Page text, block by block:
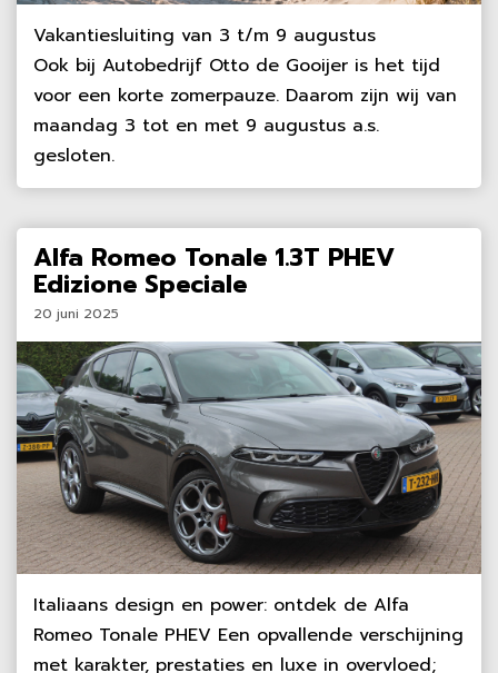
Vakantiesluiting van 3 t/m 9 augustus
Ook bij Autobedrijf Otto de Gooijer is het tijd
voor een korte zomerpauze. Daarom zijn wij van
maandag 3 tot en met 9 augustus a.s.
gesloten.
Alfa Romeo Tonale 1.3T PHEV
Edizione Speciale
20 juni 2025
Italiaans design en power: ontdek de Alfa
Romeo Tonale PHEV Een opvallende verschijning
met karakter, prestaties en luxe in overvloed;